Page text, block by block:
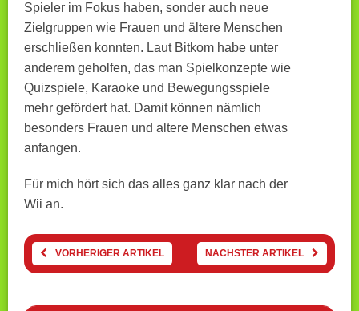
Spieler im Fokus haben, sonder auch neue
Zielgruppen wie Frauen und ältere Menschen
erschließen konnten. Laut Bitkom habe unter
anderem geholfen, das man Spielkonzepte wie
Quizspiele, Karaoke und Bewegungsspiele
mehr gefördert hat. Damit können nämlich
besonders Frauen und altere Menschen etwas
anfangen.
Für mich hört sich das alles ganz klar nach der
Wii an.
VORHERIGER ARTIKEL NÄCHSTER ARTIKEL